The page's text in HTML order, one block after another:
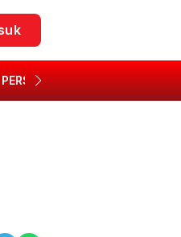
PERSONA